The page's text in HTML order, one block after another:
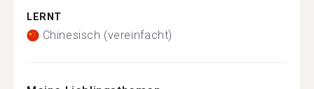
LERNT
Chinesisch (vereinfacht)